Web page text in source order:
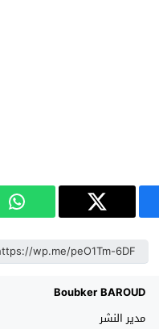
Boubker BAROUD
مدير النشر